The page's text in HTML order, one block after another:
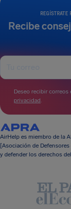
Recibe
Deseo recibir
privacidad.
AirHelp es miembro de la
[Asociación de
y defender los derechos